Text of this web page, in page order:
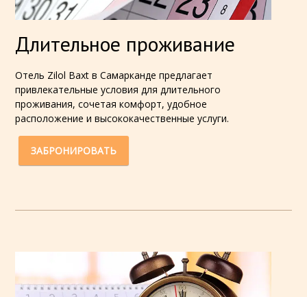
Длительное проживание
Отель Zilol Baxt в Самарканде предлагает
привлекательные условия для длительного
проживания, сочетая комфорт, удобное
расположение и высококачественные услуги.
ЗАБРОНИРОВАТЬ